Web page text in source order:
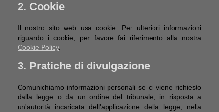
2. Cookie
Il nostro sito web usa cookie. Per ulteriori informazioni
riguardo i cookie, per favore fai riferimento alla nostra
Cookie Policy.
3. Pratiche di divulgazione
Comunichiamo informazioni personali se ci viene richiesto
dalla legge o da un ordine del tribunale, in risposta a
un'autorità incaricata dell'applicazione della legge, nella